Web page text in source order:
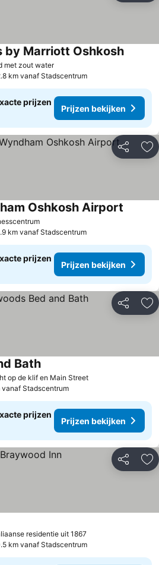
met zout water
by Marriott Oshkosh
km vanaf Stadscentrum
prijzen
Prijzen bekijken
Delen
Oshkosh Airport
km vanaf Stadscentrum
prijzen
Prijzen bekijken
Delen
op de klif en Main Street
Bath
vanaf Stadscentrum
prijzen
Prijzen bekijken
Delen
residentie uit 1867
km vanaf Stadscentrum